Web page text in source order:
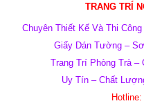
TRANG TRÍ
Chuyên Thiết Kế Và Thi
Giấy Dán Tường –
Trang Trí Phòng Trà –
Uy Tín – Chất